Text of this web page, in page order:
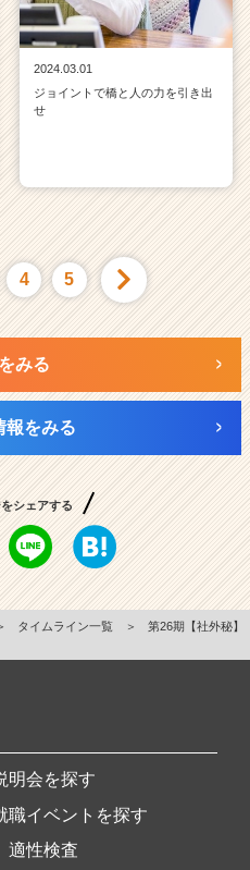
2024.03.01
ジョイントで橋と人の力を引き出
せ
4 5
みる
報をみる
シェアする
タイムライン一覧 ＞
第26期【社外秘】
明会を探す
職イベントを探す
適性検査